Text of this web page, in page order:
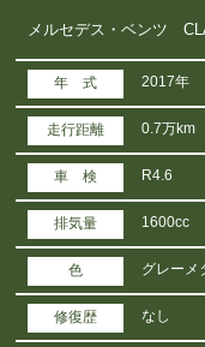
メルセデス・ベンツ
年 式 2017年
走行距離 0.7万km
車 検 R4.6
排気量 1600cc
色 グレーメ
修復歴 なし